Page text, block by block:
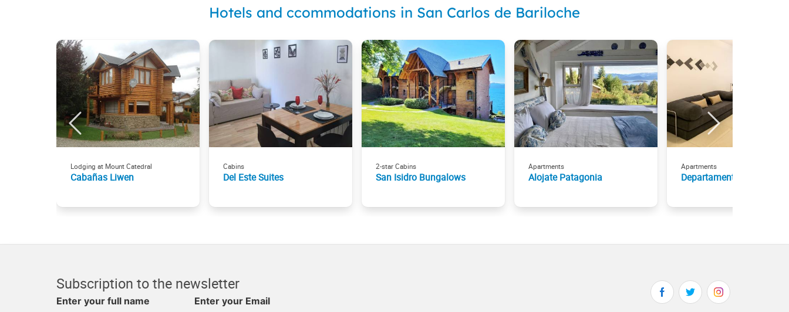
Hotels and ccommodations in San Carlos de Bariloche
Lodging at Mount Catedral
Cabañas Liwen
Cabins
Del Este Suites
2-star Cabins
San Isidro Bungalows
Apartments
Alojate Patagonia
Apartments
Departamento Torre Lago
Subscription to the newsletter
Enter your full name Enter your Email